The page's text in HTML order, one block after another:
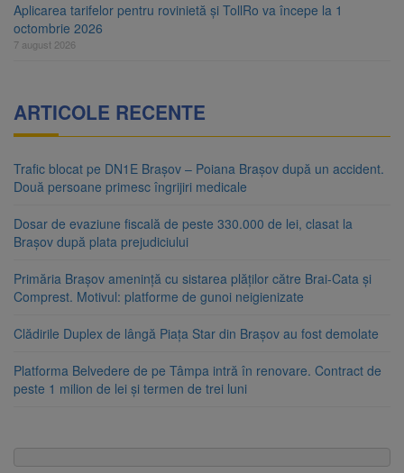
Aplicarea tarifelor pentru rovinietă și TollRo va începe la 1
octombrie 2026
7 august 2026
ARTICOLE RECENTE
Trafic blocat pe DN1E Brașov – Poiana Brașov după un accident.
Două persoane primesc îngrijiri medicale
Dosar de evaziune fiscală de peste 330.000 de lei, clasat la
Brașov după plata prejudiciului
Primăria Brașov amenință cu sistarea plăților către Brai-Cata și
Comprest. Motivul: platforme de gunoi neigienizate
Clădirile Duplex de lângă Piața Star din Brașov au fost demolate
Platforma Belvedere de pe Tâmpa intră în renovare. Contract de
peste 1 milion de lei și termen de trei luni